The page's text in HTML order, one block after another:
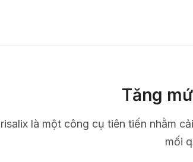
Tăng
là một công cụ tiên tiến nhằm
mối